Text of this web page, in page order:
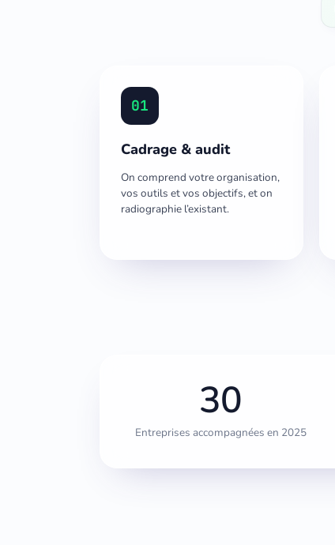
01
Cadrage & audit
On comprend votre organisation,
vos outils et vos objectifs, et on
radiographie l’existant.
30
Entreprises accompagnées en 2025